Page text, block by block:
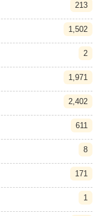
213
1,502
2
1,971
2,402
611
8
171
1